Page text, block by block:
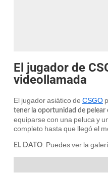
El jugador de
videollamada
El jugador asiático de CSGO
tener la oportunidad de pelear
equiparse con una peluca y
completo hasta que llegó el
EL DATO: Puedes ver la